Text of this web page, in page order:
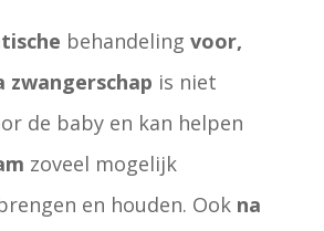
behandeling voor,
zwangerschap is niet
de baby en kan helpen
zoveel mogelijk
en houden. Ook na